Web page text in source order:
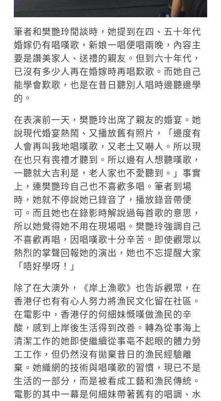
筆者和樊艷玲閒談時，她提到在四、五十年代
婚嫁仍有唱嘆歌，新娘一唱便唱兩晚，內容主
要是讚美家人、送禮的親友。但到六十年代，
已沒有多少人再在婚嫁時再唱歎歌。而她自己
能學會歎歌，也是在昔日聽別人唱時邊聽邊學
的。
在表演前一天，樊艷玲出席了親友的婚宴。她
說現代婚宴熱鬧、又播放舊有照片，「邊度有
人會再叫我地唱嘆歌，又老土又嚇人。所以現
在也只有喪禮才聽到。所以邊有人想聽嘆歌，
一聽就大吉利是，老人家也不愛聽到。」事實
上，連樊艷玲自己也不喜歡多唱。筆者到場
時，她就不停說她已錄音了，播放錄音帶便
可。而且她也在錄影時解說過每首歌的意思，
所以她覺得她不用在現場唱。樊艷玲強調自己
不喜歡再唱，因唱嘆歌十分辛苦。即使觀眾以
熱烈的掌聲回報她的演出，她也不忘提醒大家
「唔好學呀！」
除了在大澳外，《岸上漁歌》也告訴觀眾，在
香港仔也有有心人努力將漁民文化留在社區。
在電影中，香港仔的何細妹慨嘆做漁民的辛
酸，感到上岸後生活得到改善。轉為從事海上
清潔工作的她即使繼續從事亳不起眼的體力勞
工工作，但仍然沒有拋棄昔日的漁民經驗離
棄。她織網的技術與唱嘆歌的習慣，現已不是
生活的一部分，而是被看成工藝和漁民傳統。
電影的其中一幕是何細妹帶著舊有的唱調、水